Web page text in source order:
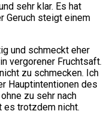
sehr klar. Es hat
Geruch steigt einem
und schmeckt eher
vergorener Fruchtsaft.
zu schmecken. Ich
Hauptintentionen des
zu sehr nach
es trotzdem nicht.